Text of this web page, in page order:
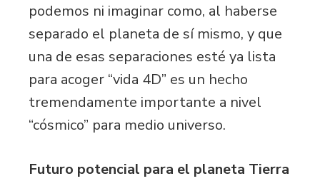
podemos ni imaginar como, al haberse
separado el planeta de sí mismo, y que
una de esas separaciones esté ya lista
para acoger “vida 4D” es un hecho
tremendamente importante a nivel
“cósmico” para medio universo.
Futuro potencial para el planeta Tierra